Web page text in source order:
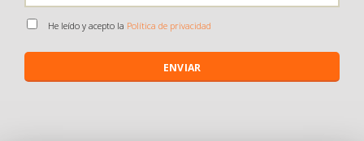
He leído y acepto la Política de privacidad
ENVIAR